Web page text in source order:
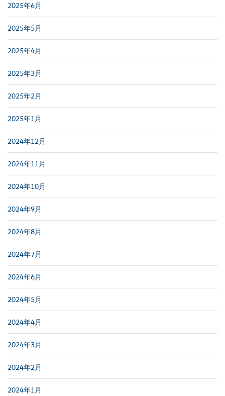
2025年6月
2025年5月
2025年4月
2025年3月
2025年2月
2025年1月
2024年12月
2024年11月
2024年10月
2024年9月
2024年8月
2024年7月
2024年6月
2024年5月
2024年4月
2024年3月
2024年2月
2024年1月